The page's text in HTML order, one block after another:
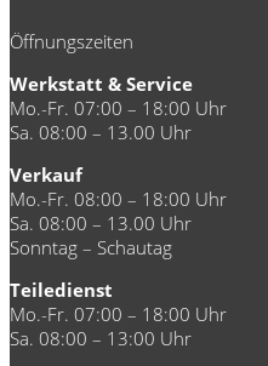
Öffnungszeiten
Werkstatt & Service
Mo.-Fr. 07:00 – 18:00 Uhr
Sa. 08:00 – 13.00 Uhr
Verkauf
Mo.-Fr. 08:00 – 18:00 Uhr
Sa. 08:00 – 13.00 Uhr
Sonntag – Schautag
Teiledienst
Mo.-Fr. 07:00 – 18:00 Uhr
Sa. 08:00 – 13:00 Uhr